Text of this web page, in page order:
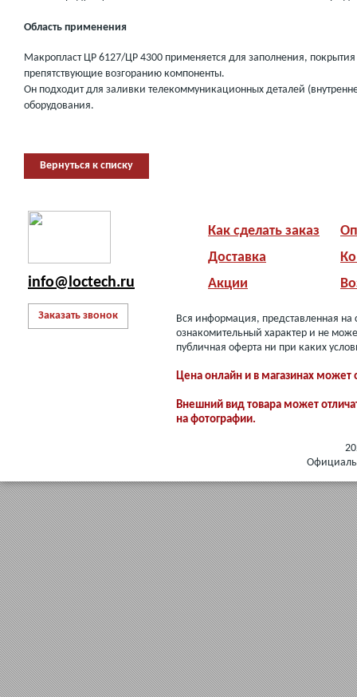
Область применения
Макропласт ЦР 6127/ЦР 4300 применяется для заполнения,
препятствующие возгоранию компоненты.
Он подходит для заливки телекоммуникационных деталей
оборудования.
Вернуться к списку
info@loctech.ru
Заказать звонок
Как сделать заказ
Доставка
Акции
Вся информация, представленная на
ознакомительный характер и не
публичная оферта ни при каких
Цена онлайн и в магазинах может
Внешний вид товара может
на фотографии.